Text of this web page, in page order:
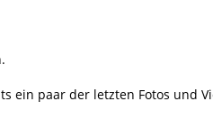
ein paar der letzten Fotos und